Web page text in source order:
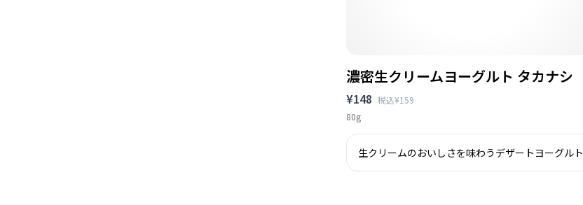
濃密生クリームヨーグルト タカナシ
¥148 税込¥159
80g
生クリームのおいしさを味わうデザートヨーグルト